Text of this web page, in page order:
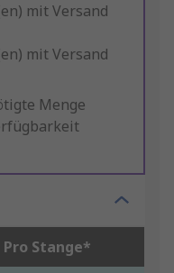
mit Versand
mit Versand
Menge
Pro Stange*